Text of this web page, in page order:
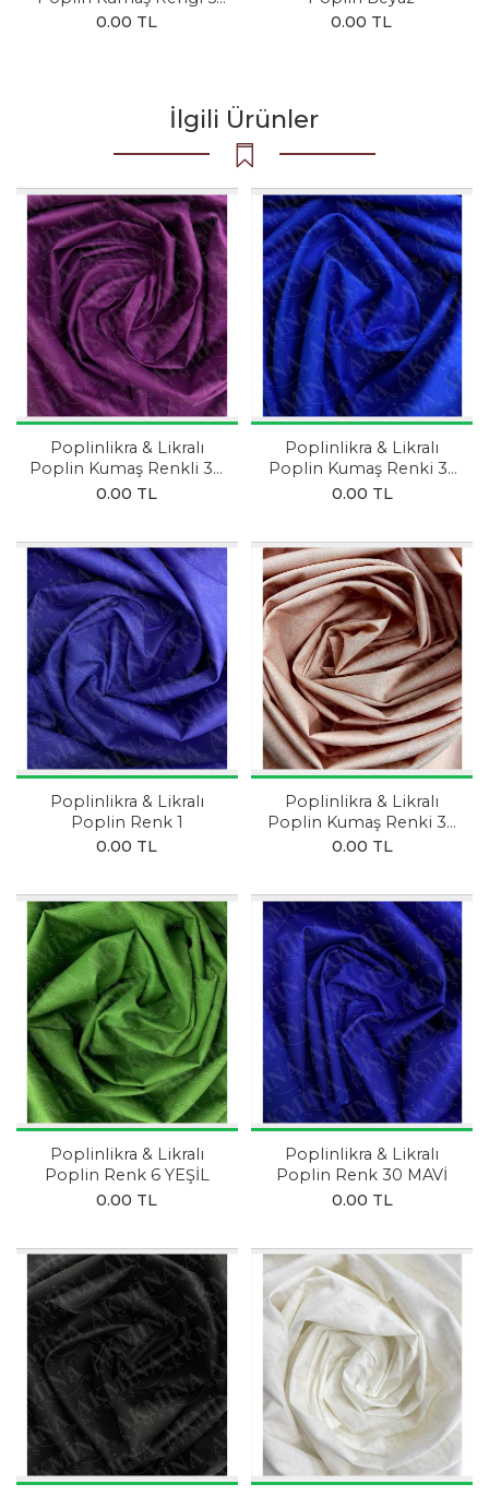
SİYAH
0.00 TL
0.00 TL
İlgili Ürünler
Poplinlikra & Likralı
Poplin Kumaş Renkli 38
FUŞYA
0.00 TL
Poplinlikra & Likralı
Poplin Kumaş Renki 31
SAKS MAVİSİ
0.00 TL
Poplinlikra & Likralı
Poplin Renk 1
0.00 TL
Poplinlikra & Likralı
Poplin Kumaş Renki 34
KOYU PUDRA
0.00 TL
Poplinlikra & Likralı
Poplin Renk 6 YEŞİL
0.00 TL
Poplinlikra & Likralı
Poplin Renk 30 MAVİ
0.00 TL